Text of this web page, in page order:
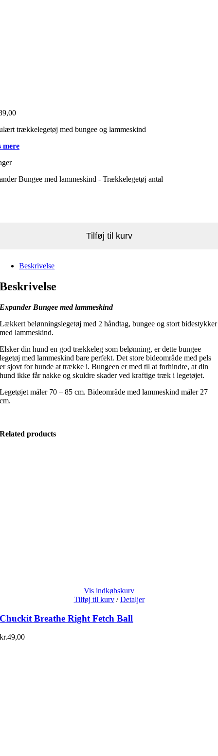
trækkelegetøj med bungee og lammeskind
mere
Bungee med lammeskind - Trækkelegetøj antal
Tilføj til kurv
Beskrivelse
Beskrivelse
Expander Bungee med lammeskind
Lækkert belønningslegetøj med 2 håndtag, bungee og stort bidestykker
med lammeskind.
Elsker din hund en god trækkeleg som belønning, er dette bungee
legetøj med lammeskind bare perfekt. Det store bideområde med pels
er sjovt for hunde at trække i. Bungeen er med til at forhindre, at din
hund ikke får nakke og skuldre skader ved kraftige træk i legetøjet.
Legetøjet måler 70 – 85 cm. Bideområde med lammeskind måler 27
cm.
Related products
Vis indkøbskurv
Tilføj til kurv / Detaljer
Chuckit Breathe Right Fetch Ball
kr.49,00